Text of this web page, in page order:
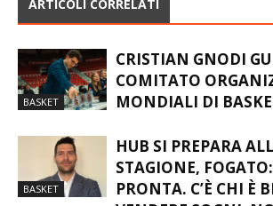
ARTICOLI CORRELATI
BASKET
CRISTIAN GNODI
COMITATO
MONDIALI DI
BASKET
HUB SI PREPARA
STAGIONE,
PRONTA. C’È CHI È